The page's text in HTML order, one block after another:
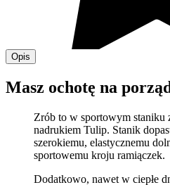
Opis
Masz ochotę na
Zrób to w sportowym staniku
nadrukiem Tulip. Stanik
szerokiemu, elastycznemu
sportowemu kroju ramiączek.
Dodatkowo, nawet w ciepłe